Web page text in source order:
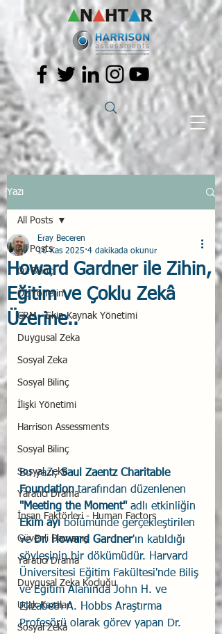
Yazı
All Posts
Öz Bilinç
Öz Yönetim
CRM - Ekip Kaynak Yönetimi
Duygusal Zeka
Sosyal Zeka
Sosyal Bilinç
İlişki Yönetimi
Harrison Assessments
Sosyal Bilinç
Sosyal Zeka
Yaratıcı Drama
İnsan Faktörleri - Human Factors
Güvenli Davranış
Yaratıcı Drama
Duygusal Zeka Koçluğu
Uçak Kazaları
Sosyal Zekâ
All Posts
Howard Gardner ile Zihin,
Eğitim ve Çoklu Zekâ
Üzerine..
Eray Beceren
10 Kas 2025 4 dakikada okunur
Bu yazı, Saul Zaentz Charitable
Foundation tarafından düzenlenen
"Meeting the Moment" adlı etkinliğin
Ekim ayı bölümünde gerçekleştirilen
ve Dr. Howard Gardner'ın katıldığı
söyleşinin bir dökümüdür. Harvard
Üniversitesi Eğitim Fakültesi'nde Biliş
ve Eğitim Alanında John H. ve
Elizabeth A. Hobbs Araştırma
Profesörü olarak görev yapan Dr.